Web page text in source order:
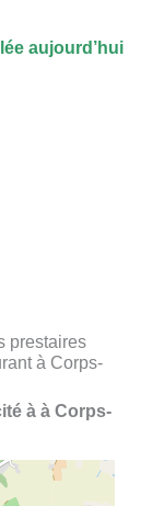
aujourd’hui
prestaires
à Corps-
à à Corps-